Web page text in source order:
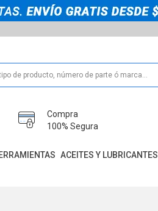
Compra
100% Segura
ACEITES Y LUBRICANTES